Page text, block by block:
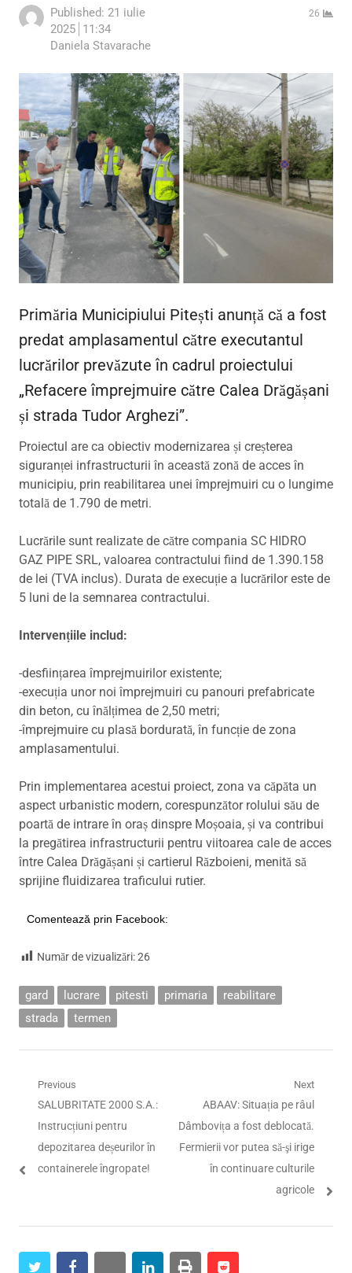
Published: 21 iulie
2025 11:34
Author
Daniela Stavarache
26
Primăria Municipiului Pitești anunță că a fost
predat amplasamentul către executantul
lucrărilor prevăzute în cadrul proiectului
„Refacere împrejmuire către Calea Drăgășani
și strada Tudor Arghezi”.
Proiectul are ca obiectiv modernizarea și creșterea
siguranței infrastructurii în această zonă de acces în
municipiu, prin reabilitarea unei împrejmuiri cu o lungime
totală de 1.790 de metri.
Lucrările sunt realizate de către compania SC HIDRO
GAZ PIPE SRL, valoarea contractului fiind de 1.390.158
de lei (TVA inclus). Durata de execuție a lucrărilor este de
5 luni de la semnarea contractului.
Intervențiile includ:
-desființarea împrejmuirilor existente;
-execuția unor noi împrejmuiri cu panouri prefabricate
din beton, cu înălțimea de 2,50 metri;
-împrejmuire cu plasă bordurată, în funcție de zona
amplasamentului.
Prin implementarea acestui proiect, zona va căpăta un
aspect urbanistic modern, corespunzător rolului său de
poartă de intrare în oraș dinspre Moșoaia, și va contribui
la pregătirea infrastructurii pentru viitoarea cale de acces
între Calea Drăgășani și cartierul Războieni, menită să
sprijine fluidizarea traficului rutier.
Comentează prin Facebook:
Număr de vizualizări:26
gard lucrare pitesti primaria
reabilitare
strada
termen
Navigare
articole
Previous
Previous
post:
SALUBRITATE 2000 S.A.:
Instrucțiuni pentru
depozitarea deșeurilor în
containerele îngropate!
Next
Next
post:
ABAAV: Situația pe râul
Dâmbovița a fost deblocată.
Fermierii vor putea să-şi irige
în continuare culturile
agricole
twitterfacebookwhatsapplinkedinprint reddit
reddit